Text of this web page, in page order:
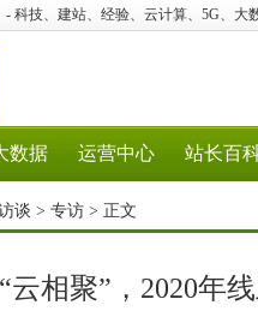
- 科技、建站、经验、云计算、5G、大
数据 运营中心 站长百
谈 > 专访 > 正文
云相聚”，2020年